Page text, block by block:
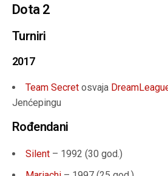
Dota 2
Turniri
2017
Team Secret osvaja
Jenćepingu
Rođendani
Silent – 1992 (30 god.)